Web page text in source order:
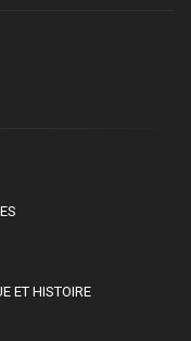
ET HISTOIRE